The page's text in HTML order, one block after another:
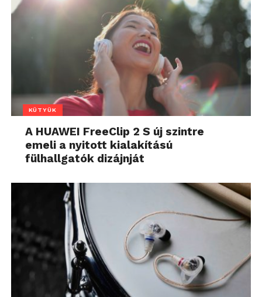
KÜTYÜK
A HUAWEI FreeClip 2 S új szintre
emeli a nyitott kialakítású
fülhallgatók dizájnját